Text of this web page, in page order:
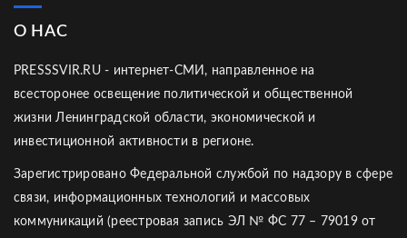
О НАС
PRESSSVIR.RU - интернет-СМИ, направленное на
всесторонее освещение политической и общественной
жизни Ленинградской области, экономической и
инвестиционной активности в регионе.
Зарегистрировано Федеральной службой по надзору в сфере
связи, информационных технологий и массовых
коммуникаций (реестровая запись ЭЛ № ФС 77 – 79019 от